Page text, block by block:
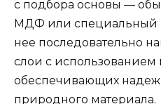
с подбора основы —
МДФ или специальный
нее последовательно
слои с использованием
обеспечивающих
природного материала.